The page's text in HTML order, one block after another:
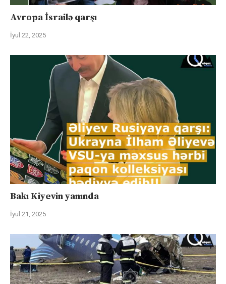
Avropa İsrailə qarşı
İyul 22, 2025
Bakı Kiyevin yanında
İyul 21, 2025